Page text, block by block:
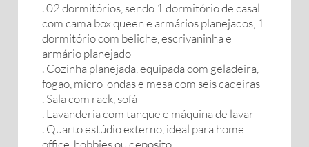
. 02 dormitórios, sendo 1 dormitório de casal
com cama box queen e armários planejados, 1
dormitório com beliche, escrivaninha e
armário planejado
. Cozinha planejada, equipada com geladeira,
fogão, micro-ondas e mesa com seis cadeiras
. Sala com rack, sofá
. Lavanderia com tanque e máquina de lavar
. Quarto estúdio externo, ideal para home
office, hobbies ou deposito